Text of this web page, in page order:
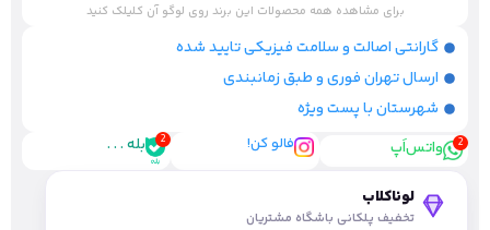
برای مشاهده همه محصولات این برند روی لوگو آن کلیلک کنید
گارانتی اصالت و سلامت فیزیکی تایید شده
ارسال تهران فوری و طبق زمانبندی
شهرستان با پست ویژه
واتس‌اَپ
فالو کن! بله . . .
لوناکلاب
تخفیف پلکانی باشگاه مشتریان